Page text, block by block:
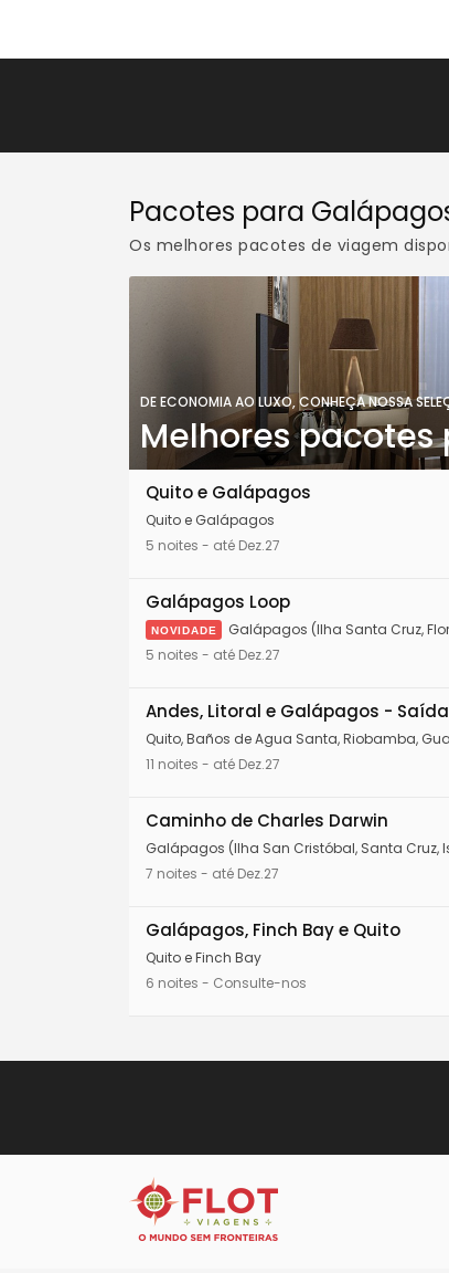
Pacotes para
Os melhores pacotes de viagem
DE ECONOMIA AO LUXO, CONHEÇA NOSSA
Melhores pacotes
Quito e Galápagos
Quito e Galápagos
5 noites - até Dez.27
Galápagos Loop
NOVIDADE
Galápagos (Ilha Santa Cruz,
5 noites - até Dez.27
Andes, Litoral e Galápagos -
Quito, Baños de Agua Santa, Riobamba,
11 noites - até Dez.27
Caminho de Charles Darwin
Galápagos (Ilha San Cristóbal, Santa Cruz,
7 noites - até Dez.27
Galápagos, Finch Bay e Quito
Quito e Finch Bay
6 noites - Consulte-nos